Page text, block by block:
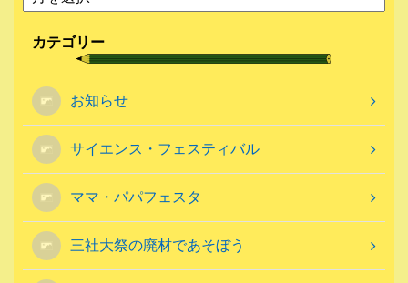
カテゴリー
お知らせ
サイエンス・フェスティバル
ママ・パパフェスタ
三社大祭の廃材であそぼう